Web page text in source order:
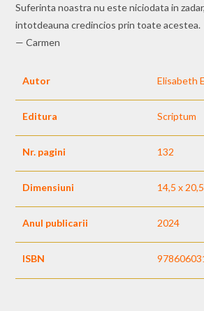
Suferinta noastra nu este niciodata in
intotdeauna credincios prin toate acestea.
— Carmen
Autor Elisabeth
Editura Scriptum
Nr. pagini 132
Dimensiuni 14,5 x
Anul publicarii 2024
ISBN